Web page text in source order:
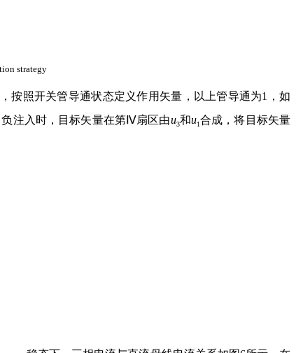
strategy
按照开关管导通状态定义作用矢量，以上管导通为1，如
注入时，目标矢量在第Ⅳ扇区由u3和u1合成，将目标矢量